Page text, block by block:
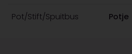
Pot/Stift/Spuitbus Potje